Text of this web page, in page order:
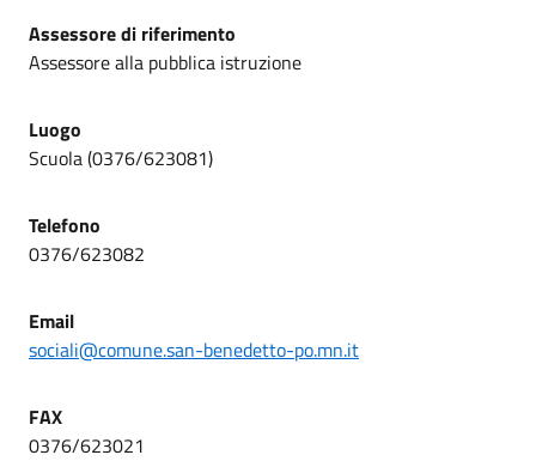
Assessore di riferimento
Assessore alla pubblica istruzione
Luogo
Scuola (0376/623081)
Telefono
0376/623082
Email
sociali@comune.san-benedetto-po.mn.it
FAX
0376/623021